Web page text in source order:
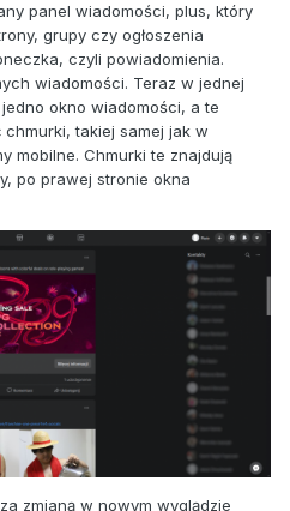
panel wiadomości, plus, który
grupy czy ogłoszenia
czyli powiadomienia.
wiadomości. Teraz w jednej
okno wiadomości, a te
takiej samej jak w
mobilne. Chmurki te znajdują
po prawej stronie okna
zmianą w nowym wyglądzie